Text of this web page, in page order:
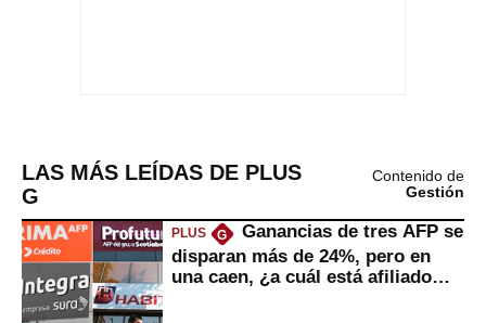
LAS MÁS LEÍDAS DE PLUS
G
Contenido de
Gestión
PLUS G
Ganancias de tres AFP se
disparan más de 24%, pero en
una caen, ¿a cuál está afiliado